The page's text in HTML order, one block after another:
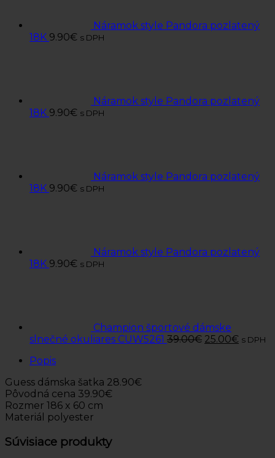
Náramok style Pandora pozlatený
18K 9.90€ s DPH
Náramok style Pandora pozlatený
18K 9.90€ s DPH
Náramok style Pandora pozlatený
18K 9.90€ s DPH
Náramok style Pandora pozlatený
18K 9.90€ s DPH
Champion športové dámske
slnečné okuliares CUW5261 39.00€ 25.00€ s DPH
Popis
Guess dámska šatka 28.90€
Pôvodná cena 39.90€
Rozmer 186 x 60 cm
Materiál polyester
Súvisiace produkty